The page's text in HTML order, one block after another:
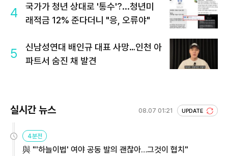
4
국가가 청년 상대로 '통수'?...청년미
래적금 12% 준다더니 "응, 오류야"
5
신남성연대 배인규 대표 사망…인천 아
파트서 숨진 채 발견
실시간 뉴스 08.07 01:21 UPDATE
4분전
與 "'하늘이법' 여야 공동 발의 괜찮아…그것이 협치"